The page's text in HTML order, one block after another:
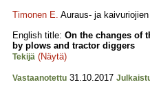
Timonen E. Auraus- ja
English title: On the changes of
by plows and tractor diggers
Tekijä (Näytä)
Vastaanotettu 31.10.2017